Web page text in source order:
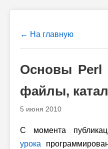
← На главную
Основы Perl
файлы,
5 июня 2010
С момента
урока